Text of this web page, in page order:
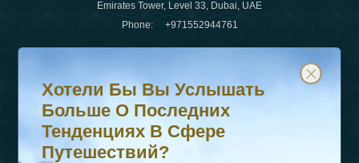
Emirates Tower, Level 33, Dubai, UAE
Phone: +971552944761
WhatsApp Нет :+442034682356
+971552944761
Хотели бы вы услышать больше о последних
Подпишитесь на нашу рассылку и будьте в курсе
Хотели Бы Вы Услышать
Больше О Последних
Тенденциях В Сфере
Путешествий?